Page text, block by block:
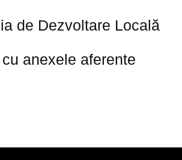
de Dezvoltare Locală
anexele aferente